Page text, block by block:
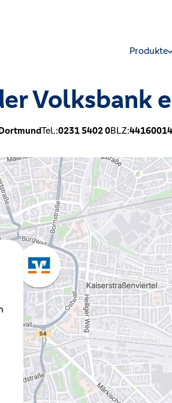
Produkte
Volksbank
Tel.:0231 5402 0BLZ:44160014